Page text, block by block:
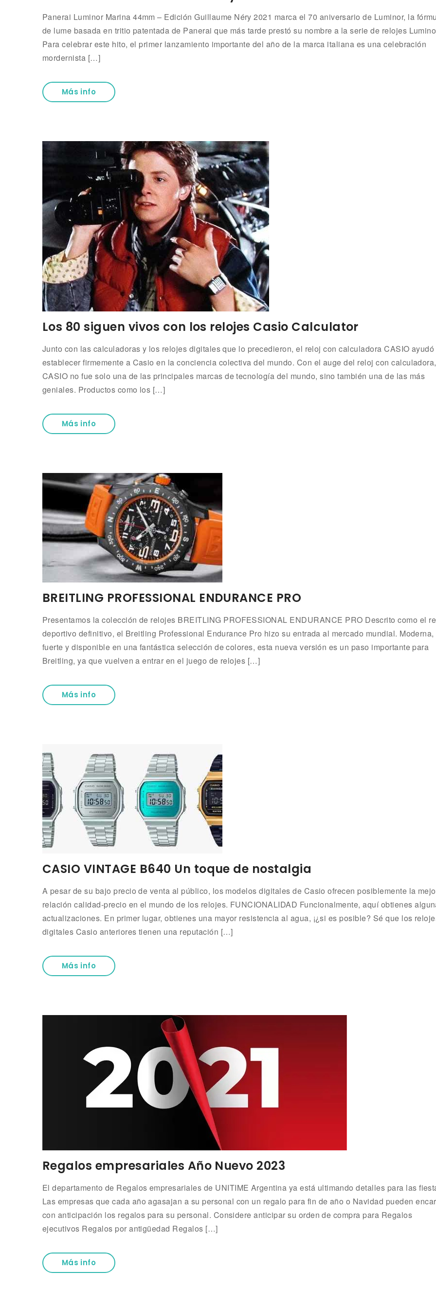
Panerai Luminor Marina 44mm – Edición Guillaume Néry 2021 marca el 70 aniversario de Luminor, la
de lume basada en tritio patentada de Panerai que más tarde prestó su nombre a la serie de relojes
Para celebrar este hito, el primer lanzamiento importante del año de la marca italiana es una celebración
mordernista […]
Más info
Los 80 siguen vivos con los relojes Casio Calculator
Junto con las calculadoras y los relojes digitales que lo precedieron, el reloj con calculadora CASIO
establecer firmemente a Casio en la conciencia colectiva del mundo. Con el auge del reloj con calculadora,
CASIO no fue solo una de las principales marcas de tecnología del mundo, sino también una de las más
geniales. Productos como los […]
Más info
BREITLING PROFESSIONAL ENDURANCE PRO
Presentamos la colección de relojes BREITLING PROFESSIONAL ENDURANCE PRO Descrito como el
deportivo definitivo, el Breitling Professional Endurance Pro hizo su entrada al mercado mundial. Moderna,
fuerte y disponible en una fantástica selección de colores, esta nueva versión es un paso importante para
Breitling, ya que vuelven a entrar en el juego de relojes […]
Más info
CASIO VINTAGE B640 Un toque de nostalgia
A pesar de su bajo precio de venta al público, los modelos digitales de Casio ofrecen posiblemente la
relación calidad-precio en el mundo de los relojes. FUNCIONALIDAD Funcionalmente, aquí obtienes
actualizaciones. En primer lugar, obtienes una mayor resistencia al agua, ¡¿si es posible? Sé que los
digitales Casio anteriores tienen una reputación […]
Más info
Regalos empresariales Año Nuevo 2023
El departamento de Regalos empresariales de UNITIME Argentina ya está ultimando detalles para las
Las empresas que cada año agasajan a su personal con un regalo para fin de año o Navidad pueden
con anticipación los regalos para su personal. Considere anticipar su orden de compra para Regalos
ejecutivos Regalos por antigüedad Regalos […]
Más info